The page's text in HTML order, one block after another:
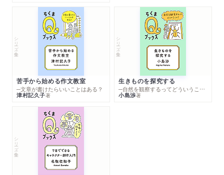
シリーズ・全集
苦手から始める作文教室
─文章が書けたらいいことはある？
津村記久子著
シリーズ・全集
生きものを探究する
─自然を観察するってどういうこと？
小島渉著
シリーズ・全集